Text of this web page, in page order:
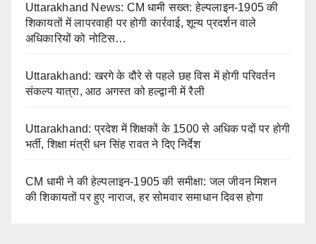
Uttarakhand News: CM धामी सख्त: हेल्पलाइन-1905 की
शिकायतों में लापरवाही पर होगी कार्रवाई, शून्य प्रदर्शन वाले
अधिकारियों को नोटिस…
Uttarakhand: खरगे के दौरे से पहले छह विस में होगी परिवर्तन
संकल्प यात्रा, आठ अगस्त को हल्द्वानी में रैली
Uttarakhand: प्रदेश में शिक्षकों के 1500 से अधिक पदों पर होगी
भर्ती, शिक्षा मंत्री धन सिंह रावत ने दिए निर्देश
CM धामी ने की हेल्पलाइन-1905 की समीक्षा: जल जीवन मिशन
की शिकायतों पर हुए नाराज, हर सोमवार समाधान दिवस होगा